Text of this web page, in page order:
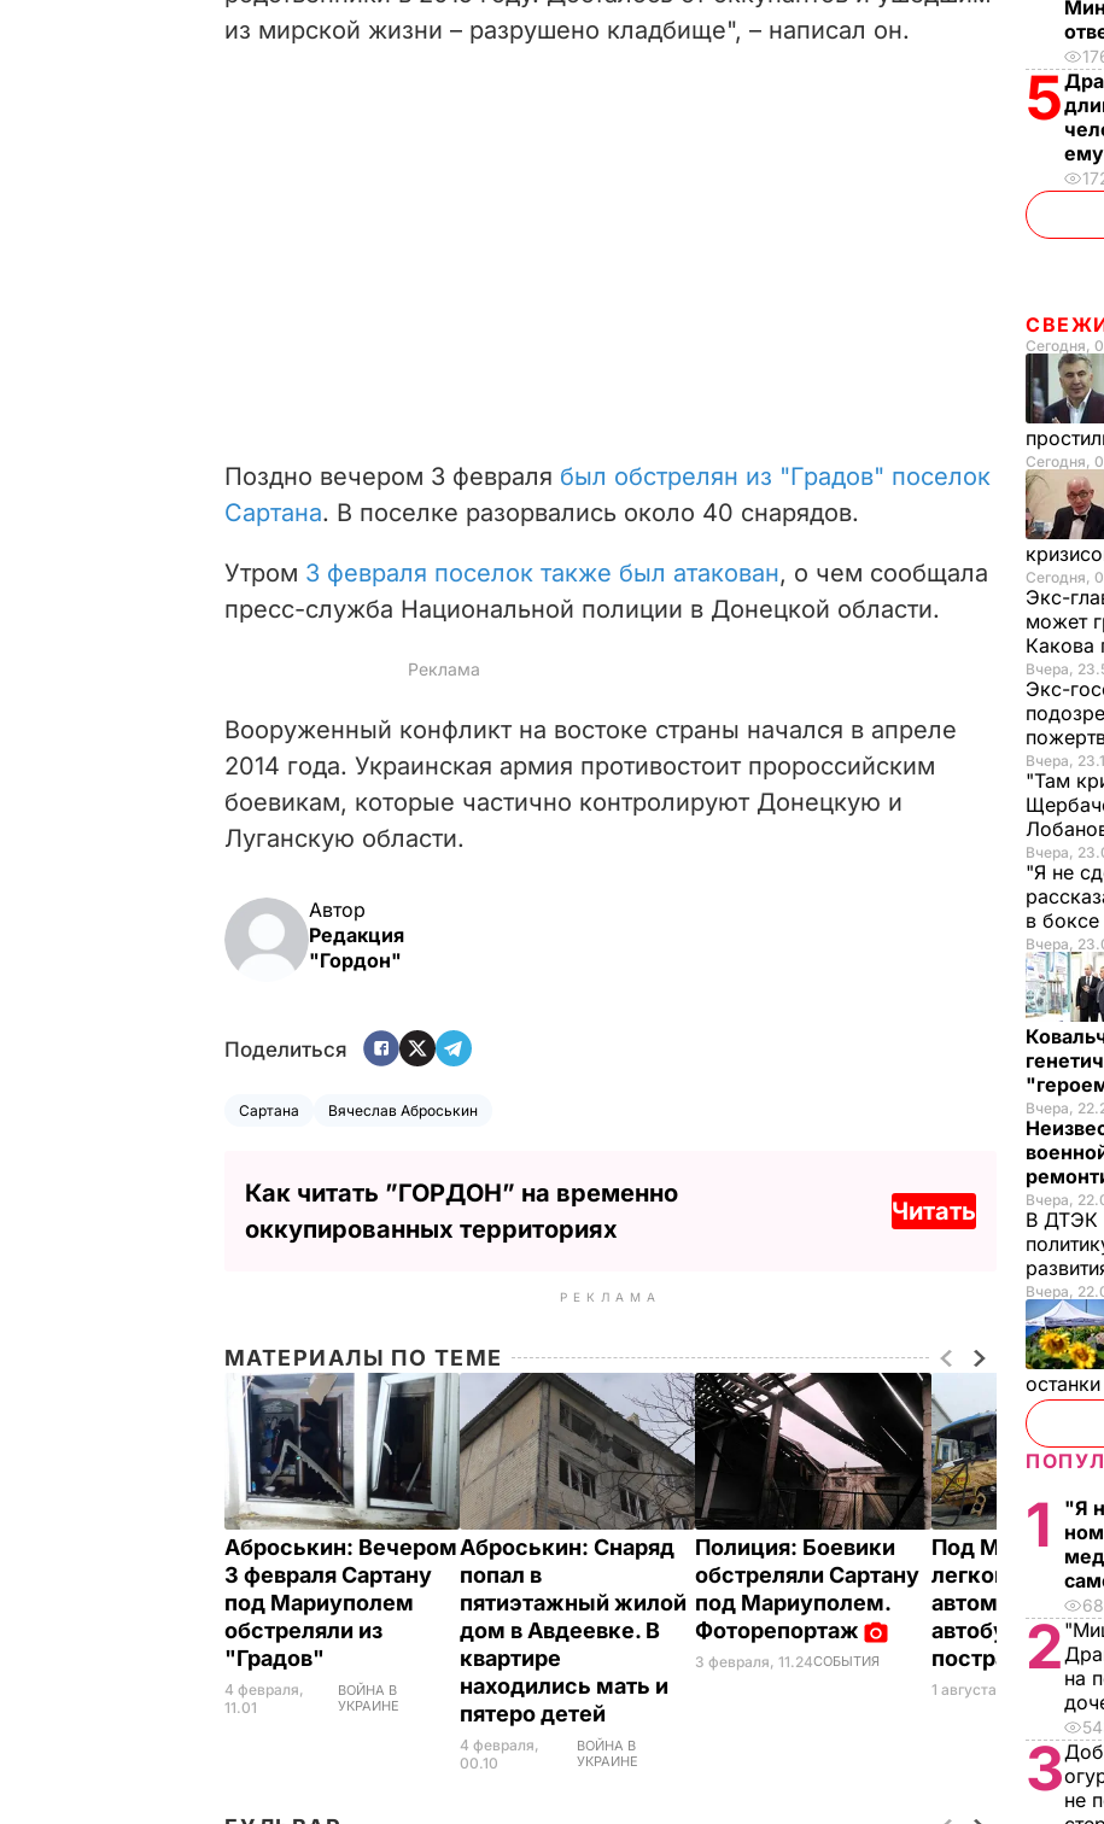
e
из мирской жизни – разрушено кладбище", – написал он.
Поздно вечером 3 февраля был обстрелян из "Градов" поселок
Сартана. В поселке разорвались около 40 снарядов.
Утром 3 февраля поселок также был атакован, о чем сообщала
пресс-служба Национальной полиции в Донецкой области.
Вооруженный конфликт на востоке страны начался в апреле
2014 года. Украинская армия противостоит пророссийским
боевикам, которые частично контролируют Донецкую и
Луганскую области.
Автор
Редакция
"Гордон"
Поделиться
Сартана Вячеслав Аброськин
Как читать ”ГОРДОН” на временно
оккупированных территориях
Читать
РЕКЛАМА
МАТЕРИАЛЫ ПО ТЕМЕ
Аброськин: Вечером
3 февраля Сартану
под Мариуполем
обстреляли из
"Градов"
4 февраля,
11.01
ВОЙНА В
УКРАИНЕ
Аброськин: Снаряд
попал в
пятиэтажный жилой
дом в Авдеевке. В
квартире
находились мать и
пятеро детей
4 февраля,
00.10
ВОЙНА В
УКРАИНЕ
Полиция: Боевики
обстреляли Сартану
под Мариуполем.
Фоторепортаж
3 февраля, 11.24СОБЫТИЯ
Под
легковой
автомобиль
автобус, есть
пострадавшие
1 августа, 11.14
5
ему
Сегодня,
Сегодня,
Сегодня,
Экс-
может
Какова
Вчера,
Экс-
Вчера,
"Там
Вчера,
"Я не
в боксе
Вчера,
Вчера,
Вчера,
В ДТЭК
Вчера,
1
"Я
2 на
3не